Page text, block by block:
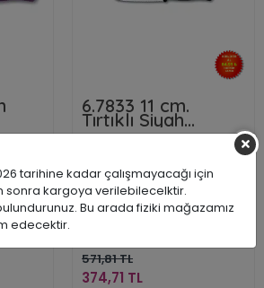
6.7833 11 cm.
Tırtıklı Siyah
Doğrama Bıçağı
Victorinox
571,81 TL
374,71 TL
tarihine kadar çalışmayacağı için
sonra kargoya verilebilecelktir.
Bu arada fiziki mağazamız
edecektir.